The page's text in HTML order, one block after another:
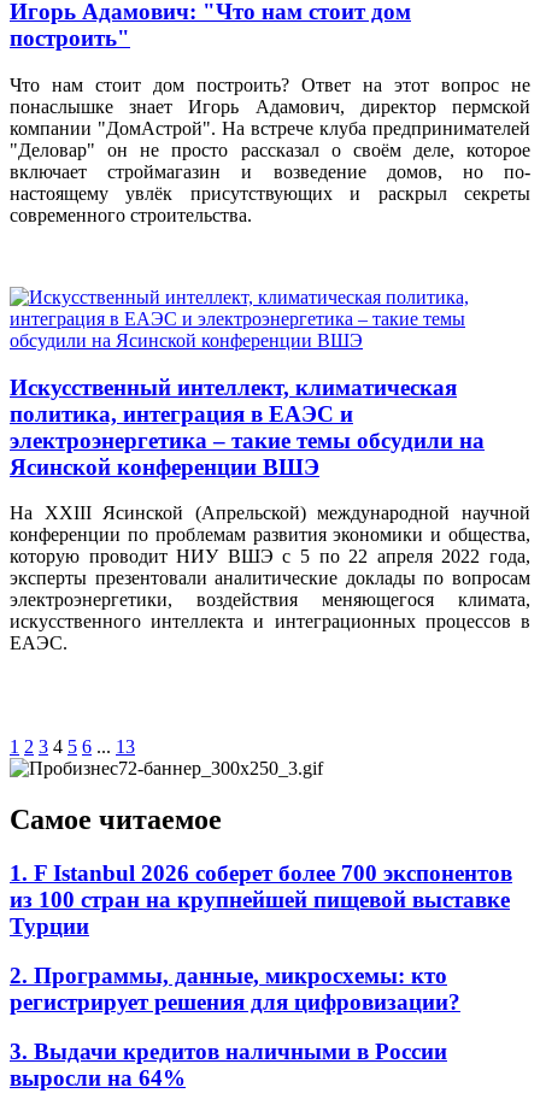
Игорь Адамович: "Что нам стоит дом
построить"
Что нам стоит дом построить? Ответ на этот вопрос не
понаслышке знает Игорь Адамович, директор пермской
компании "ДомАстрой". На встрече клуба предпринимателей
"Деловар" он не просто рассказал о своём деле, которое
включает строймагазин и возведение домов, но по-
настоящему увлёк присутствующих и раскрыл секреты
современного строительства.
Искусственный интеллект, климатическая
политика, интеграция в ЕАЭС и
электроэнергетика – такие темы обсудили на
Ясинской конференции ВШЭ
На XXIII Ясинской (Апрельской) международной научной
конференции по проблемам развития экономики и общества,
которую проводит НИУ ВШЭ с 5 по 22 апреля 2022 года,
эксперты презентовали аналитические доклады по вопросам
электроэнергетики, воздействия меняющегося климата,
искусственного интеллекта и интеграционных процессов в
ЕАЭС.
1 2 3 4 5 6 ... 13
Самое читаемое
1. F Istanbul 2026 соберет более 700 экспонентов
из 100 стран на крупнейшей пищевой выставке
Турции
2. Программы, данные, микросхемы: кто
регистрирует решения для цифровизации?
3. Выдачи кредитов наличными в России
выросли на 64%